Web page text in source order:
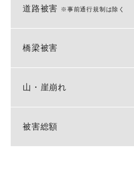
道路被害 ※事前通行規制は除く
橋梁被害
山・崖崩れ
被害総額